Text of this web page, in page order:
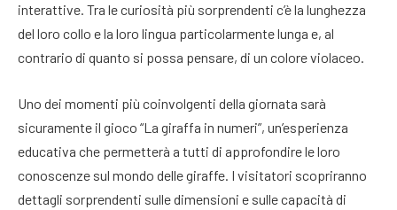
interattive. Tra le curiosità più sorprendenti c’è la lunghezza
del loro collo e la loro lingua particolarmente lunga e, al
contrario di quanto si possa pensare, di un colore violaceo.
Uno dei momenti più coinvolgenti della giornata sarà
sicuramente il gioco “La giraffa in numeri”, un’esperienza
educativa che permetterà a tutti di approfondire le loro
conoscenze sul mondo delle giraffe. I visitatori scopriranno
dettagli sorprendenti sulle dimensioni e sulle capacità di